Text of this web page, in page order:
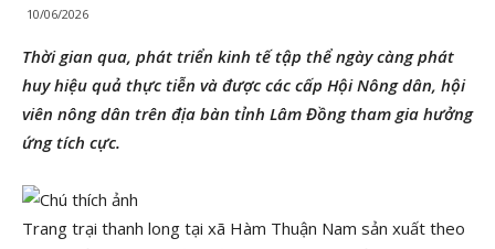
10/06/2026
Thời gian qua, phát triển kinh tế tập thể ngày càng phát
huy hiệu quả thực tiễn và được các cấp Hội Nông dân, hội
viên nông dân trên địa bàn tỉnh Lâm Đồng tham gia hưởng
ứng tích cực.
Trang trại thanh long tại xã Hàm Thuận Nam sản xuất theo